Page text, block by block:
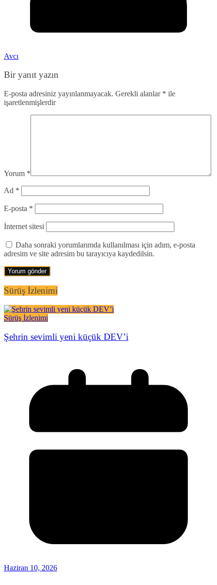
Avcı
Bir yanıt yazın
E-posta adresiniz yayınlanmayacak. Gerekli alanlar * ile
işaretlenmişlerdir
Yorum *
Ad *
E-posta *
İnternet sitesi
Daha sonraki yorumlarımda kullanılması için adım, e-posta
adresim ve site adresim bu tarayıcıya kaydedilsin.
Sürüş İzlenimi
Sürüş İzlenimi
Şehrin sevimli yeni küçük DEV’i
Haziran 10, 2026